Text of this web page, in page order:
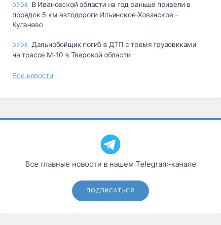
07.08 В Ивановской области на год раньше привели в
порядок 5 км автодороги Ильинское-Хованское –
Кулачево
07.08 Дальнобойщик погиб в ДТП с тремя грузовиками
на трассе М-10 в Тверской области
Все новости
Все главные новости в нашем Telegram‑канале
ПОДПИСАТЬСЯ